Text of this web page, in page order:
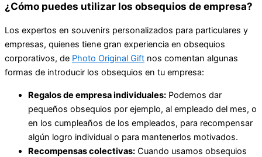
¿Cómo puedes utilizar los obsequios de empresa?
Los expertos en souvenirs personalizados para particulares y
empresas, quienes tiene gran experiencia en obsequios
corporativos, de Photo Original Gift nos comentan algunas
formas de introducir los obsequios en tu empresa:
Regalos de empresa individuales: Podemos dar
pequeños obsequios por ejemplo, al empleado del mes, o
en los cumpleaños de los empleados, para recompensar
algún logro individual o para mantenerlos motivados.
Recompensas colectivas: Cuando usamos obsequios